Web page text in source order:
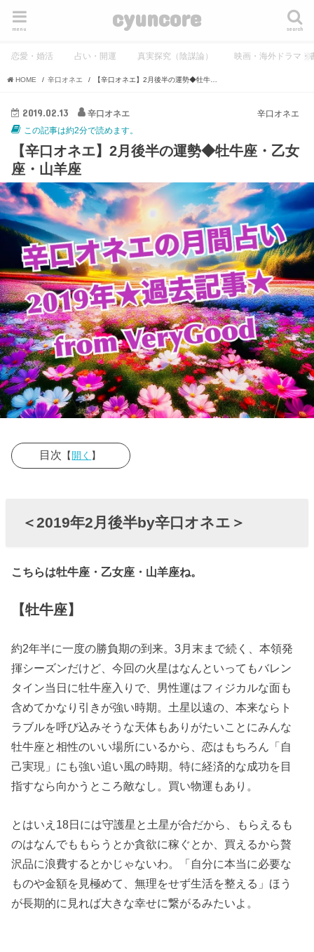
cyuncore search
menu
恋愛・婚活 占い・開運 真実探究（陰謀論） 映画・海外ドラマ・
HOME 辛口オネエ
辛口オネエ
2019.02.13
辛口オネエ
この記事は約2分で読めます。
【辛口オネエ】2月後半の運勢◆牡牛座・乙女
座・山羊座
目次 【開く 】
ネエ＞
＜2019年2月後半by辛口オネエ＞
こちらは牡牛座・乙女座・山羊座ね。
【牡牛座】
約2年半に一度の勝負期の到来。3月末まで続く、本領発
揮シーズンだけど、今回の火星はなんといってもバレン
タイン当日に牡牛座入りで、男性運はフィジカルな面も
含めてかなり引きが強い時期。土星以遠の、本来ならト
ラブルを呼び込みそうな天体もありがたいことにみんな
牡牛座と相性のいい場所にいるから、恋はもちろん「自
己実現」にも強い追い風の時期。特に経済的な成功を目
指すなら向かうところ敵なし。買い物運もあり。
とはいえ18日には守護星と土星が合だから、もらえるも
のはなんでももらうとか貪欲に稼ぐとか、買えるから贅
沢品に浪費するとかじゃないわ。「自分に本当に必要な
ものや金額を見極めて、無理をせず生活を整える」ほう
が長期的に見れば大きな幸せに繋がるみたいよ。